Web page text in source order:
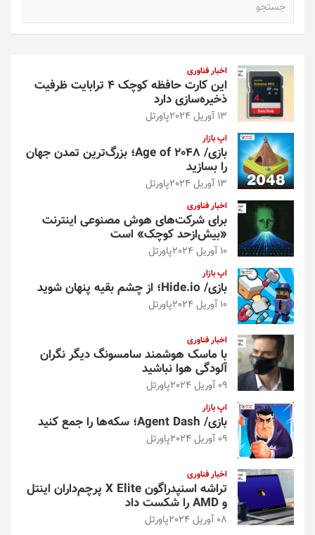
اخبار فناوری
این کارت حافظه کوچک ۴ ترابایت ظرفیت
ذخیره‌سازی دارد
13 آوریل 2024 پاورتل
اپ بازار
بازی/ Age of 2048؛ بزرگ‌ترین تمدن جهان
را بسازید
13 آوریل 2024 پاورتل
اخبار فناوری
برای شرکت‌های هوش مصنوعی اینترنت
«بیش‌از‌حد کوچک» است
10 آوریل 2024 پاورتل
اپ بازار
بازی/ Hide.io؛ از چشم بقیه پنهان شوید
10 آوریل 2024 پاورتل
اخبار فناوری
با ماسک هوشمند سامسونگ دیگر نگران
آلودگی هوا نباشید
09 آوریل 2024 پاورتل
اپ بازار
بازی/ Agent Dash؛ سکه‌ها را جمع کنید
09 آوریل 2024 پاورتل
اخبار فناوری
تراشه اسنپدراگون X Elite پرچم‌داران اینتل
و AMD را شکست داد
08 آوریل 2024 پاورتل